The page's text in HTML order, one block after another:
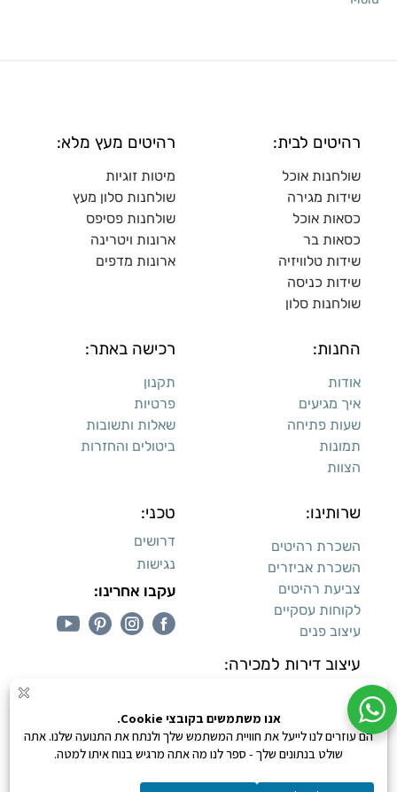
רהיטים לבית:
שולחנות אוכל
שידות מגירה
כסאות אוכל
כסאות בר
שידות טלוויזיה
שידות כניסה
שולחנות סלון
רהיטים מעץ מלא:
מיטות זוגיות
שולחנות סלון מעץ
שולחנות פסיפס
ארונות ויטרינה
ארונות מדפים
החנות:
אודות
איך מגיעים
שעות פתיחה
תמונות
הצוות
רכישה באתר:
תקנון
פרטיות
שאלות ותשובות
ביטולים והחזרות
שרותינו:
השכרת רהיטים
השכרת אביזרים
צביעת רהיטים
לקוחות עסקיים
עיצוב פנים
עיצוב דירות למכירה:
טכני:
דרושים
נגישות
עקבו אחרינו:
קנייה מאובטחת 0